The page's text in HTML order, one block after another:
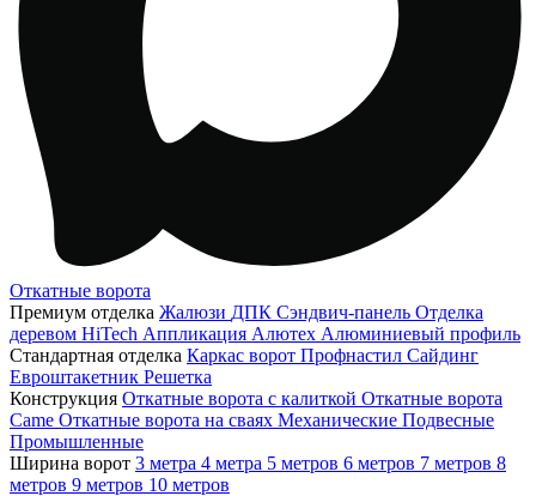
Откатные ворота
Премиум отделка Жалюзи ДПК Сэндвич-панель Отделка
деревом HiTech Аппликация Алютех Алюминиевый профиль
Стандартная отделка Каркас ворот Профнастил Сайдинг
Евроштакетник Решетка
Конструкция Откатные ворота с калиткой Откатные ворота
Came Откатные ворота на сваях Механические Подвесные
Промышленные
Ширина ворот 3 метра 4 метра 5 метров 6 метров 7 метров 8
метров 9 метров 10 метров